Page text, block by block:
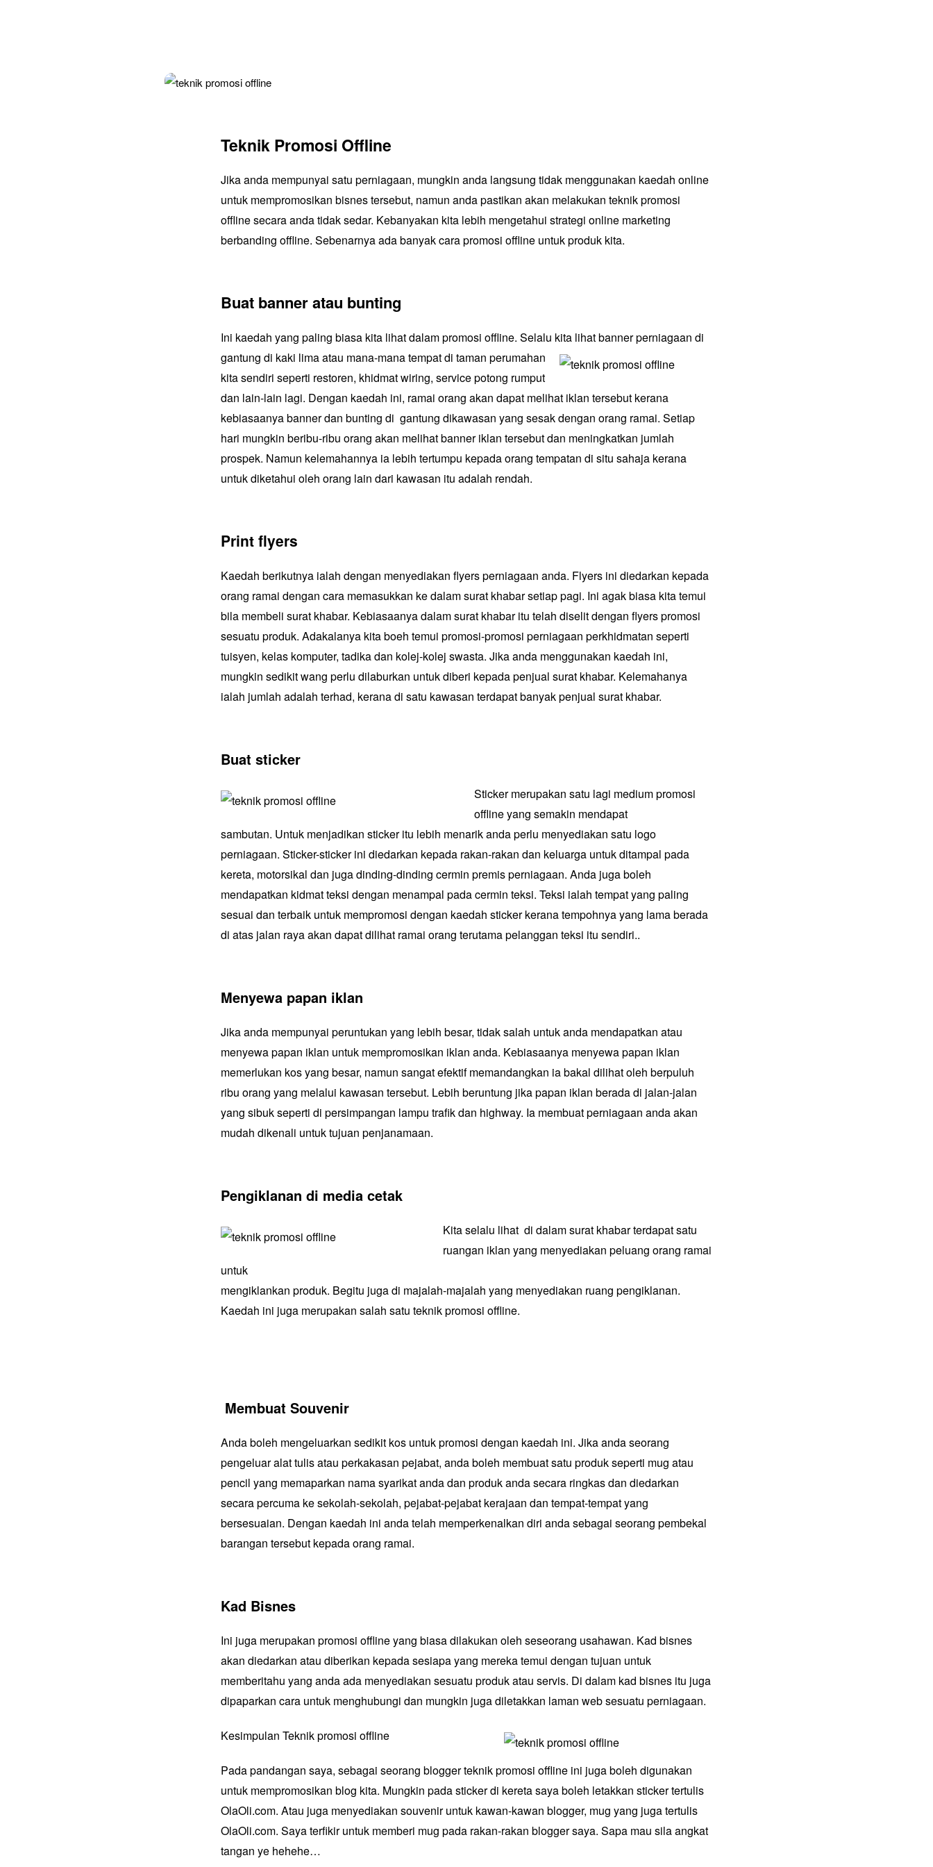
Teknik Promosi Offline
Jika anda mempunyai satu perniagaan, mungkin anda langsung tidak menggunakan kaedah online
untuk mempromosikan bisnes tersebut, namun anda pastikan akan melakukan teknik promosi
offline secara anda tidak sedar. Kebanyakan kita lebih mengetahui strategi online marketing
berbanding offline. Sebenarnya ada banyak carapromosi offline untuk produk kita.
Buat banner atau bunting
Ini kaedah yang paling biasa kita lihat dalam promosi offline. Selalu kita lihat banner perniagaan di
gantung di kaki limaatau mana-mana tempat di taman perumahan
kita sendiri seperti restoren, khidmat wiring, service potong rumput
dan lain-lain lagi. Dengan kaedah ini, ramai orang akan dapat melihat iklan tersebut kerana
kebiasaanya banner dan bunting di gantung dikawasan yang sesak dengan orang ramai. Setiap
hari mungkin beribu-ribu orang akan melihat banner iklan tersebut dan meningkatkan jumlah
prospek. Namun kelemahannya ia lebih tertumpu kepada orang tempatan di situ sahaja kerana
untuk diketahui oleh orang lain dari kawasan itu adalah rendah.
Print flyers
Kaedah berikutnya ialah dengan menyediakan flyers perniagaan anda. Flyers ini diedarkan kepada
orang ramai dengan cara memasukkan ke dalam surat khabar setiap pagi. Ini agak biasa kita temui
bila membeli surat khabar. Kebiasaanya dalam surat khabar itu telah diselit dengan flyers promosi
sesuatu produk. Adakalanya kita boeh temui promosi-promosi perniagaan perkhidmatan seperti
tuisyen, kelas komputer, tadika dan kolej-kolej swasta. Jika anda menggunakan kaedah ini,
mungkin sedikit wang perlu dilaburkan untuk diberi kepada penjual surat khabar. Kelemahanya
ialah jumlah adalah terhad, kerana di satu kawasan terdapat banyak penjual surat khabar.
Buat sticker
Sticker merupakan satu lagi medium promosi
offline yang semakin mendapat
sambutan. Untuk menjadikan sticker itu lebih menarik anda perlu menyediakan satu logo
perniagaan. Sticker-sticker ini diedarkan kepada rakan-rakan dan keluarga untuk ditampal pada
kereta, motorsikal dan juga dinding-dinding cermin premis perniagaan. Anda juga boleh
mendapatkan kidmat teksi dengan menampal pada cermin teksi. Teksi ialah tempat yang paling
sesuai dan terbaik untuk mempromosi dengan kaedah sticker kerana tempohnya yang lama berada
di atas jalan raya akan dapat dilihat ramai orang terutama pelanggan teksi itu sendiri..
Menyewa papan iklan
Jika anda mempunyai peruntukan yang lebih besar, tidak salah untuk anda mendapatkan atau
menyewa papan iklan untuk mempromosikan iklan anda. Kebiasaanya menyewa papan iklan
memerlukan kos yang besar, namun sangat efektif memandangkan ia bakal dilihat oleh berpuluh
ribu orang yang melalui kawasan tersebut. Lebih beruntung jika papan iklan berada di jalan-jalan
yang sibuk seperti di persimpangan lampu trafik dan highway. Ia membuat perniagaan anda akan
mudah dikenali untuk tujuan penjanamaan.
Pengiklanan di media cetak
Kita selalu lihat di dalam surat khabar terdapat satu
ruangan iklan yang menyediakan peluang orang ramai
untuk
mengiklankan produk. Begitu juga di majalah-majalah yang menyediakan ruang pengiklanan.
Kaedah ini juga merupakan salah satu teknik promosi offline.
Membuat Souvenir
Anda boleh mengeluarkan sedikit kos untuk promosi dengan kaedah ini. Jika anda seorang
pengeluar alat tulis atau perkakasan pejabat, anda boleh membuat satu produk seperti mug atau
pencil yang memaparkan nama syarikat anda dan produk anda secara ringkas dan diedarkan
secara percuma ke sekolah-sekolah, pejabat-pejabat kerajaan dan tempat-tempat yang
bersesuaian. Dengan kaedah ini anda telah memperkenalkan diri anda sebagai seorang pembekal
barangan tersebut kepada orang ramai.
Kad Bisnes
Ini juga merupakan promosi offline yang biasa dilakukan oleh seseorang usahawan. Kad bisnes
akan diedarkan atau diberikan kepada sesiapa yang mereka temui dengan tujuan untuk
memberitahu yang anda ada menyediakan sesuatu produk atau servis. Di dalam kad bisnes itu juga
dipaparkan cara untuk menghubungi dan mungkin juga diletakkan laman web sesuatu perniagaan.
Kesimpulan Teknik promosi offline
Pada pandangan saya, sebagai seorang blogger teknik promosi offline ini juga boleh digunakan
untuk mempromosikan blog kita. Mungkin pada sticker di kereta saya boleh letakkan sticker tertulis
OlaOli.com. Atau juga menyediakan souvenir untuk kawan-kawan blogger, mug yang juga tertulis
OlaOli.com. Saya terfikir untuk memberi mug pada rakan-rakan blogger saya. Sapa mau sila angkat
tangan ye hehehe…